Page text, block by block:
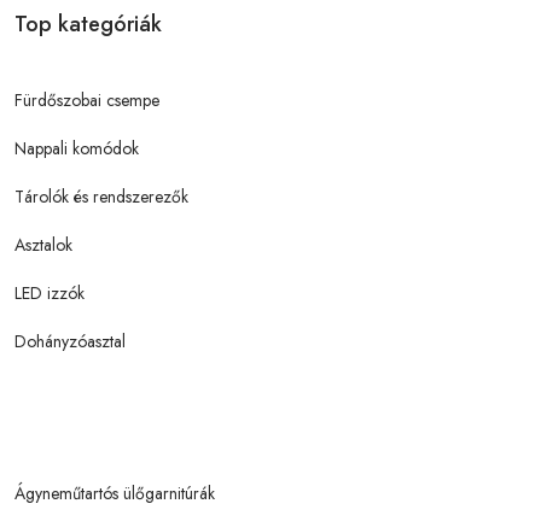
Top kategóriák
Fürdőszobai csempe
Nappali komódok
Tárolók és rendszerezők
Asztalok
LED izzók
Dohányzóasztal
Ágyneműtartós ülőgarnitúrák